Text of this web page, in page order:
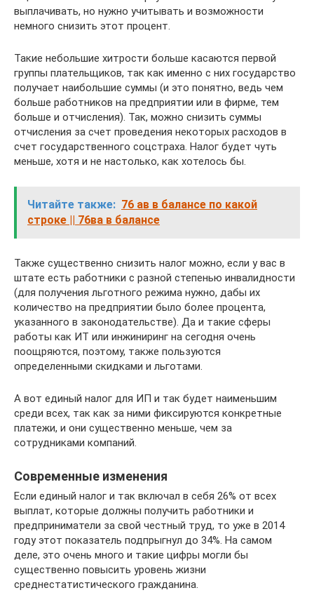
выплачивать, но нужно учитывать и возможности
немного снизить этот процент.
Такие небольшие хитрости больше касаются первой
группы плательщиков, так как именно с них государство
получает наибольшие суммы (и это понятно, ведь чем
больше работников на предприятии или в фирме, тем
больше и отчисления). Так, можно снизить суммы
отчисления за счет проведения некоторых расходов в
счет государственного соцстраха. Налог будет чуть
меньше, хотя и не настолько, как хотелось бы.
Читайте также: 76 ав в балансе по какой
строке || 76ва в балансе
Также существенно снизить налог можно, если у вас в
штате есть работники с разной степенью инвалидности
(для получения льготного режима нужно, дабы их
количество на предприятии было более процента,
указанного в законодательстве). Да и такие сферы
работы как ИТ или инжиниринг на сегодня очень
поощряются, поэтому, также пользуются
определенными скидками и льготами.
А вот единый налог для ИП и так будет наименьшим
среди всех, так как за ними фиксируются конкретные
платежи, и они существенно меньше, чем за
сотрудниками компаний.
Современные изменения
Если единый налог и так включал в себя 26% от всех
выплат, которые должны получить работники и
предприниматели за свой честный труд, то уже в 2014
году этот показатель подпрыгнул до 34%. На самом
деле, это очень много и такие цифры могли бы
существенно повысить уровень жизни
среднестатистического гражданина.